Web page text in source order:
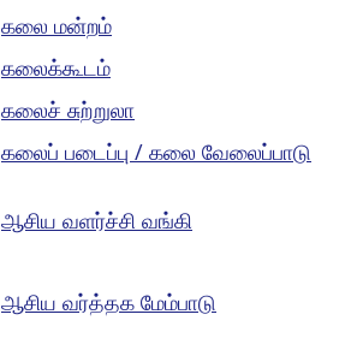
கலை மன்றம்
கலைக்கூடம்
கலைச் சுற்றுலா
கலைப் படைப்பு / கலை வேலைப்பாடு
ஆசிய வளர்ச்சி வங்கி
ஆசிய வர்த்தக மேம்பாடு